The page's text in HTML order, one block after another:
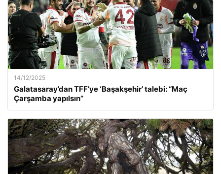
14/12/2025
Galatasaray’dan TFF’ye ‘Başakşehir’ talebi: “Maç
Çarşamba yapılsın”